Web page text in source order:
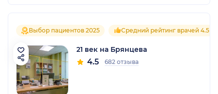
Выбор пациентов 2025 Средний рейтинг врачей 4.5
21 век на Брянцева
4.5 682 отзыва